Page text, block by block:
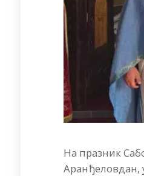
На празник
Аранђеловдан,